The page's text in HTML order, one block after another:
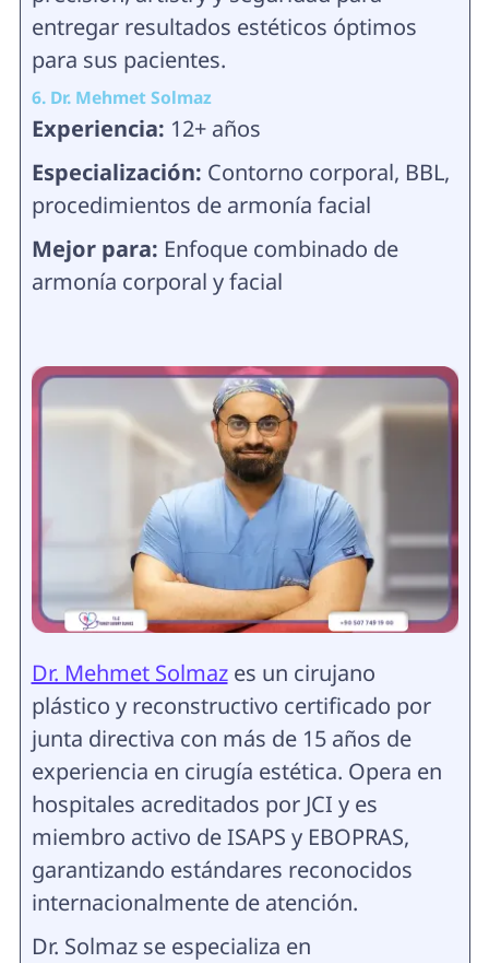
entregar resultados estéticos óptimos
para sus pacientes.
6. Dr. Mehmet Solmaz
Experiencia: 12+ años
Especialización: Contorno corporal, BBL,
procedimientos de armonía facial
Mejor para: Enfoque combinado de
armonía corporal y facial
Dr. Mehmet Solmazes un cirujano
plástico y reconstructivo certificado por
junta directiva con más de 15 años de
experiencia en cirugía estética. Opera en
hospitales acreditados por JCI y es
miembro activo de ISAPS y EBOPRAS,
garantizando estándares reconocidos
internacionalmente de atención.
Dr. Solmaz se especializa en